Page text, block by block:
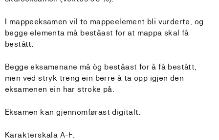
I mappeeksamen vil to mappeelement bli vurderte, og
begge elementa må beståast for at mappa skal få
bestått.
Begge eksamenane må òg beståast for å få bestått,
men ved stryk treng ein berre å ta opp igjen den
eksamenen ein har stroke på.
Eksamen kan gjennomførast digitalt.
Karakterskala A-F.